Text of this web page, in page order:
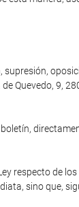
supresión,
Quevedo, 9,
respecto de
sino que,